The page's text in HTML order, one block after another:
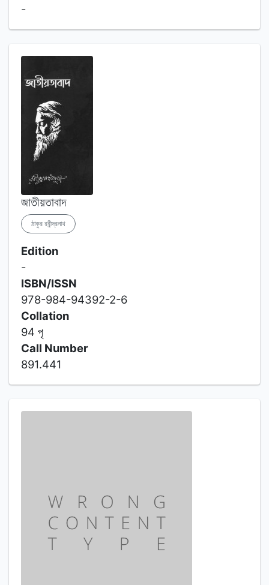
-
জাতীয়তাবাদ
ঠাকুর রবীন্দ্রনাথ
Edition
-
ISBN/ISSN
978-984-94392-2-6
Collation
94 পৃ
Call Number
891.441